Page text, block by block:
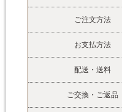
ご注文方法
お支払方法
配送・送料
ご交換・ご返品